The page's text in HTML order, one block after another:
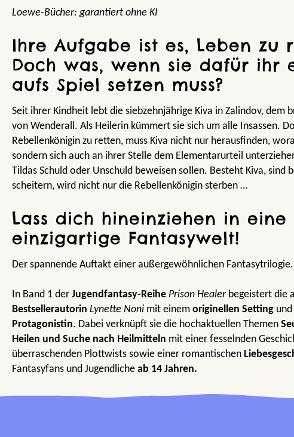
Loewe-Bücher: garantiert ohne KI
Ihre Aufgabe ist es, Leben zu
Doch was, wenn sie dafür ihr
aufs Spiel setzen muss?
Seit ihrer Kindheit lebt die siebzehnjährige Kiva in Zalindov, dem
von Wenderall. Als Heilerin kümmert sie sich um alle Insassen.
Rebellenkönigin zu retten, muss Kiva nicht nur herausfinden,
sondern sich auch an ihrer Stelle dem Elementarurteil
Tildas Schuld oder Unschuld beweisen sollen. Besteht Kiva, sind
scheitern, wird nicht nur die Rebellenkönigin sterben …
Lass dich hineinziehen in eine
einzigartige Fantasywelt!
Der spannende Auftakt einer außergewöhnlichen Fantasytrilogie.
In Band 1 der Jugendfantasy-Reihe Prison Healerbegeistert die
Bestsellerautorin Lynette Noni mit einem originellen Setting
Protagonistin. Dabei verknüpft sie die hochaktuellen Themen
Heilen und Suche nach Heilmitteln mit einer fesselnden
überraschenden Plottwists sowie einer romantischen
Fantasyfans und Jugendliche ab 14 Jahren.